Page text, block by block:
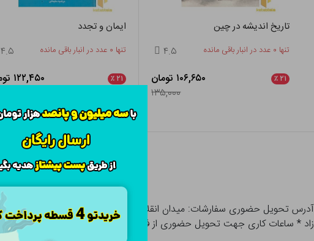
تاریخ اندیشه در چین
تنها ۰ عدد در انبار باقی مانده ۴.۵
۲۱ ٪
۱۰۶,۶۵۰ تومان
۱۳۵,۰۰۰
ایمان و تجدد
تنها ۰ عدد در انبار باقی مانده ۴.۵
۲۱ ٪
۱۲۲,۴۵۰ تومان
زاد * ساعات کاری جهت تحویل حضوری از فروشگاه و ارسال با پیک موتوری: از ۹ صبح الی ۱۶ عصر و پنجشنبه ها تا ۱۲
تصور کن بتوانی کتاب‌ های مورد علاقه‌ ات را همین امروز بخری، بدون اینکه نگران پرداخت کامل هزینه
فرصتی برای آنکه قفسه‌ ات را با آثار ارزشمند پر کنی، بی‌ آنکه فشار اقتصادی حس کنی. این یعنی
تلاش می کند تا همه مخاطبین از هر قشری بتوانند کتاب های ضروری و مورد علاقه خود را به سادگی تهیه
مشاغلی که بتوانند خود را با نیاز مشتری هماهنگ کنند، در رضایت مندی او موفق‌ تر خواهند بود. زمان
رصد می ‌شود. افراد انتظار دارند که در کوتاه ‌ترین زمان ممکن بسته سفارشی خود را تحویل بگیرند، سایت
فروشگاه ) سفارش خود را در همان روز تا 2 ساعت کاری بعد از ثبت سفارش دریافت نمایند. همچنین می
بصورت حضوری از آدرس تحویل حضوری سفارش خود را بدون هیچ هزینه ای تحویل بگیرید.
امنیت خاطر مشتریان در خرید اینترنتی حرف اول را می‌ زند. احساس امنیت از این که کالا های ارائه شده
های ما نیز، ایجاد احساس امنیت خرید و ارائه کالاهایی اصل چاپ خود ناشر ( برخی کتاب ها به صورت
تا در صورتی که مغایرتی در محصول ارسالی با کالای ثبت شده مشاهده نمودند ظرف 24 ساعت با هماهنگی
توجه به نیازهای مشتریان در جهت پاسخگویی موثر به نیازها و جلب رضایت و خوشنودی آن ها باعث شد
هفته، سعی در برآورده کردن نیازهای مشتریان خود داشته باشد. همچنین شما می توانید در هر ساعتی از
اطمینان را داشته باشید که پشتیبانان ما در اسرع وقت به رفع مشکل شما خواهند پرداخت.